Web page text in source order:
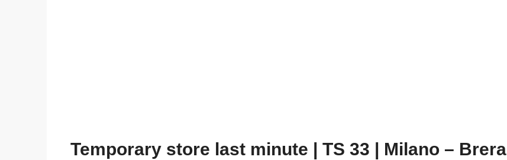
Temporary store last minute | TS 33 | Milano – Brera